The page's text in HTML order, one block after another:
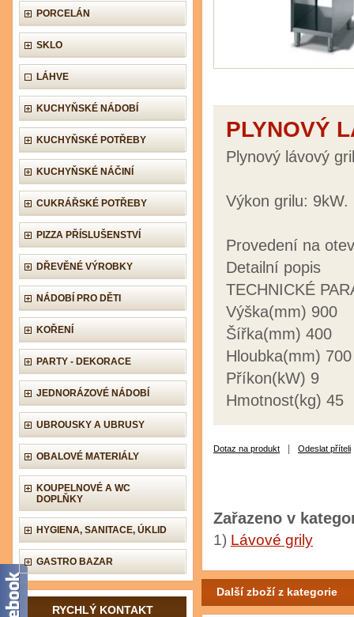
PORCELÁN
SKLO
LÁHVE
KUCHYŇSKÉ NÁDOBÍ
KUCHYŇSKÉ POTŘEBY
KUCHYŇSKÉ NÁČINÍ
CUKRÁŘSKÉ POTŘEBY
PIZZA PŘÍSLUŠENSTVÍ
DŘEVĚNÉ VÝROBKY
NÁDOBÍ PRO DĚTI
KOŘENÍ
PARTY - DEKORACE
JEDNORÁZOVÉ NÁDOBÍ
UBROUSKY A UBRUSY
OBALOVÉ MATERIÁLY
KOUPELNOVÉ A WC
DOPLŇKY
HYGIENA, SANITACE, ÚKLID
GASTRO BAZAR
RYCHLÝ KONTAKT
PLYNOVÝ
Plynový lávový
Výkon grilu: 9kW.
Provedení na
Detailní popis
TECHNICKÉ
Výška(mm) 900
Šířka(mm) 400
Hloubka(mm) 700
Příkon(kW) 9
Hmotnost(kg) 45
Dotaz na produkt Odeslat příteli
Zařazeno v
1) Lávové grily
Další zboží z kategorie